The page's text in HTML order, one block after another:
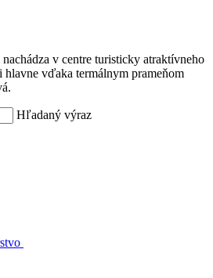
v centre turisticky atraktívneho
vďaka termálnym prameňom
Hľadaný výraz